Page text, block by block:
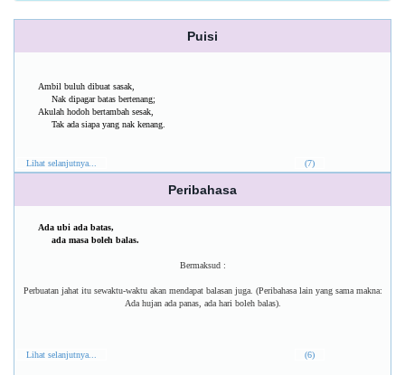
Puisi
Ambil buluh dibuat sasak,
Nak dipagar batas bertenang;
Akulah hodoh bertambah sesak,
Tak ada siapa yang nak kenang.
Lihat selanjutnya... (7)
Peribahasa
Ada ubi ada batas,
ada masa boleh balas.
Bermaksud :
Perbuatan jahat itu sewaktu-waktu akan mendapat balasan juga. (Peribahasa lain yang sama makna:
Ada hujan ada panas, ada hari boleh balas).
Lihat selanjutnya... (6)